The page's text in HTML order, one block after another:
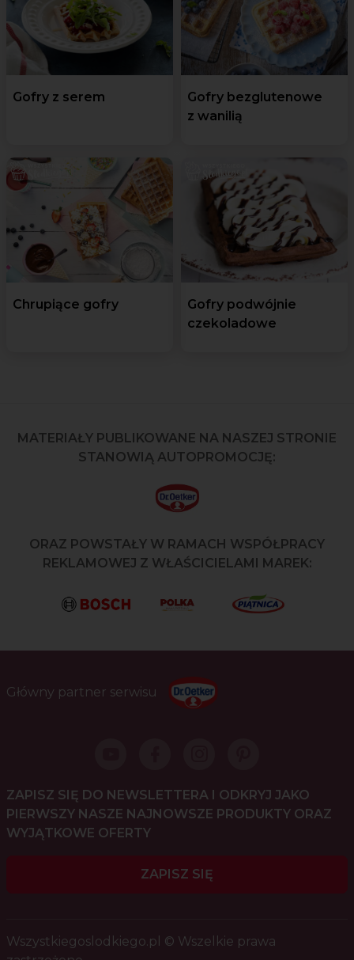
Gofry z serem
Gofry bezglutenowe
z wanilią
Chrupiące gofry
Gofry podwójnie
czekoladowe
MATERIAŁY PUBLIKOWANE NA NASZEJ STRONIE
STANOWIĄ AUTOPROMOCJĘ:
ORAZ POWSTAŁY W RAMACH WSPÓŁPRACY
REKLAMOWEJ Z WŁAŚCICIELAMI MAREK:
Główny partner serwisu
ZAPISZ SIĘ DO NEWSLETTERA I ODKRYJ JAKO
PIERWSZY NASZE NAJNOWSZE PRODUKTY ORAZ
WYJĄTKOWE OFERTY
ZAPISZ SIĘ
Wszystkiegoslodkiego.pl © Wszelkie prawa